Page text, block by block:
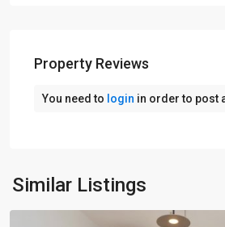
Property Reviews
You need to login in order to post
Similar Listings
Budva
Centar